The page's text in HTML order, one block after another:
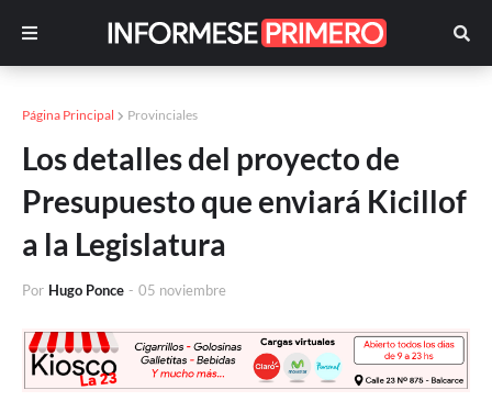
Página Principal Provinciales
Los detalles del proyecto de
Presupuesto que enviará Kicillof
a la Legislatura
Por Hugo Ponce - 05 noviembre